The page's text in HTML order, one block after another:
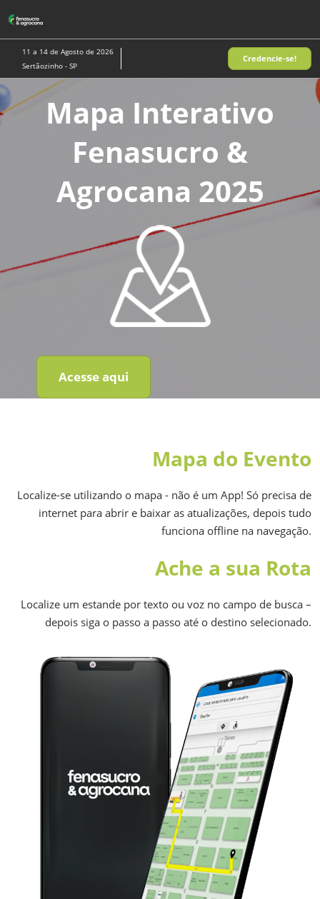
para
o
conteúdo
11 a 14 de Agosto de 2026
Sertãozinho - SP
Credencie-se!
Mapa Interativo
Fenasucro &
Agrocana 2025
Acesse aqui
Mapa do Evento
Localize-se utilizando o mapa - não é um App! Só precisa de
internet para abrir e baixar as atualizações, depois tudo
funciona offline na navegação.
Ache a sua Rota
Localize um estande por texto ou voz no campo de busca –
depois siga o passo a passo até o destino selecionado.